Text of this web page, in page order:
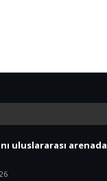
uluslararası arenada